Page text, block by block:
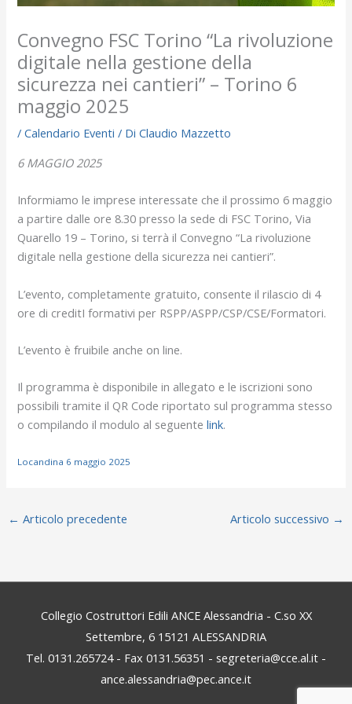
Convegno FSC Torino “La rivoluzione
digitale nella gestione della
sicurezza nei cantieri” – Torino 6
maggio 2025
/Calendario Eventi / DiClaudio Mazzetto
6 MAGGIO 2025
Informiamo le imprese interessate che il prossimo 6 maggio
a partire dalle ore 8.30 presso la sede di FSC Torino, Via
Quarello 19 – Torino, si terrà il Convegno “La rivoluzione
digitale nella gestione della sicurezza nei cantieri”.
L’evento, completamente gratuito, consente il rilascio di 4
ore di creditI formativi per RSPP/ASPP/CSP/CSE/Formatori.
L’evento è fruibile anche on line.
Il programma è disponibile in allegato e le iscrizioni sono
possibili tramite il QR Code riportato sul programma stesso
o compilando il modulo al seguentelink.
Locandina 6 maggio 2025
← Articolo precedente Articolo successivo →
Collegio Costruttori Edili ANCE Alessandria - C.so XX
Settembre, 6 15121 ALESSANDRIA
Tel. 0131.265724 - Fax 0131.56351 - segreteria@cce.al.it -
ance.alessandria@pec.ance.it